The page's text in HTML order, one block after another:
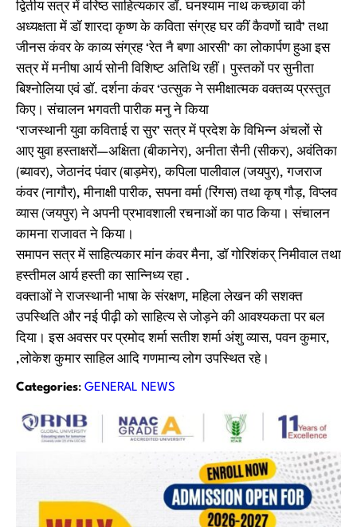
द्वितीय सत्र में वरिष्ठ साहित्यकार डॉ. घनश्याम नाथ कच्छावा की
अध्यक्षता में डॉ शारदा कृष्ण के कविता संग्रह घर कीं कैवणों चावै’ तथा
जीनस कंवर के काव्य संग्रह ‘रेत नै बणा आरसी’ का लोकार्पण हुआ इस
सत्र में मनीषा आर्य सोनी विशिष्ट अतिथि रहीं। पुस्तकों पर सुनीता
बिश्नोलिया एवं डॉ. दर्शना कंवर ‘उत्सुक ने समीक्षात्मक वक्तव्य प्रस्तुत
किए। संचालन भगवती पारीक मनु ने किया
‘राजस्थानी युवा कविताई रा सुर’ सत्र में प्रदेश के विभिन्न अंचलों से
आए युवा हस्ताक्षरों—अक्षिता (बीकानेर), अनीता सैनी (सीकर), अवंतिका
(ब्यावर), जेठानंद पंवार (बाड़मेर), कपिला पालीवाल (जयपुर), गजराज
कंवर (नागौर), मीनाक्षी पारीक, सपना वर्मा (रिंगस) तथा कृष् गौड़, विप्लव
व्यास (जयपुर) ने अपनी प्रभावशाली रचनाओं का पाठ किया। संचालन
कामना राजावत ने किया।
समापन सत्र में साहित्यकार मांन कंवर मैना, डॉ गोरिशंकर् निमीवाल तथा
हस्तीमल आर्य हस्ती का सान्निध्य रहा .
वक्ताओं ने राजस्थानी भाषा के संरक्षण, महिला लेखन की सशक्त
उपस्थिति और नई पीढ़ी को साहित्य से जोड़ने की आवश्यकता पर बल
दिया। इस अवसर पर प्रमोद शर्मा सतीश शर्मा अंशु व्यास, पवन कुमार,
,लोकेश कुमार साहिल आदि गणमान्य लोग उपस्थित रहे।
Categories: GENERAL NEWS